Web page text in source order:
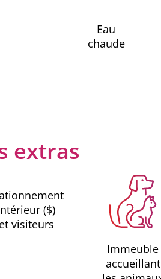
Eau
chaude
extras
($)
et visiteurs
Immeuble
accueillant